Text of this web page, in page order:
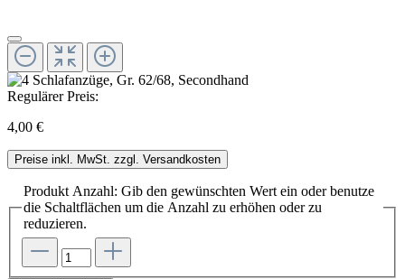
Regulärer Preis:
4,00 €
Preise inkl. MwSt. zzgl. Versandkosten
Produkt Anzahl: Gib den gewünschten Wert ein oder benutze
die Schaltflächen um die Anzahl zu erhöhen oder zu
reduzieren.